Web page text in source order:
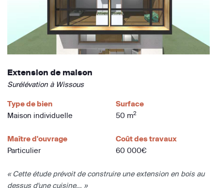
Extension de maison
Surélévation à Wissous
Type de bien
Maison individuelle
Surface
50 m2
Maître d'ouvrage
Particulier
Coût des travaux
60 000€
« Cette étude prévoit de construire une extension en bois au
dessus d'une cuisine... »